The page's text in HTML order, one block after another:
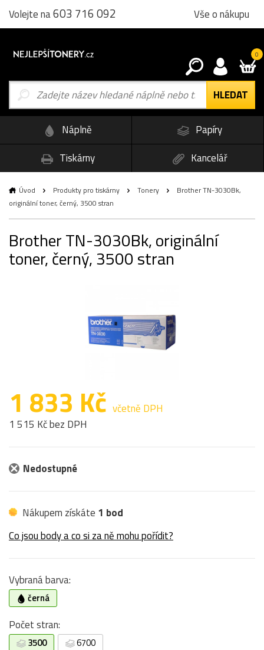
Volejte na603 716 092 Vše o nákupu
0
Náplně
Papíry
Tiskárny
Kancelář
Úvod Produkty pro tiskárny Tonery
Brother TN-3030Bk,
originální toner, černý, 3500 stran
Brother TN-3030Bk, originální
toner, černý, 3500 stran
1 833 Kč včetně DPH
1 515 Kč bez DPH
Nedostupné
Nákupem získáte 1 bod
Co jsou body a co si za ně mohu pořídit?
Vybraná barva:
černá
Počet stran:
3500 6700